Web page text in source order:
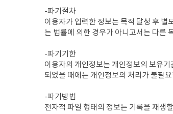
-파기절차
이용자가 입력한 정보는 목적 달성 후
는 법률에 의한 경우가 아니고서는 다른
-파기기한
이용자의 개인정보는 개인정보의 보유
되었을 때에는 개인정보의 처리가 불필
-파기방법
전자적 파일 형태의 정보는 기록을 재생